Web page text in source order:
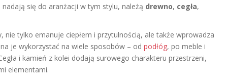
się do aranżacji w tym stylu, należą drewno, cegła,
nie tylko emanuje ciepłem i przytulnością, ale także wprowadza
je wykorzystać na wiele sposobów – od podłóg, po meble i
i kamień z kolei dodają surowego charakteru przestrzeni,
elementami.